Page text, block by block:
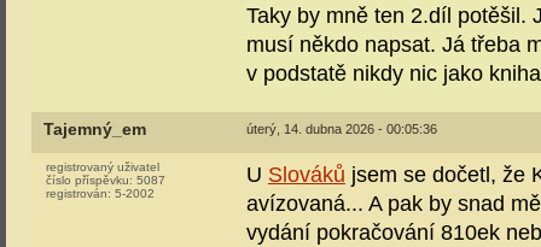
Taky by mně ten 2.díl potěšil.
musí někdo napsat. Já třeba
v podstatě nikdy nic jako
Tajemný_em úterý, 14. dubna 2026 - 00:05:36
registrovaný uživatel
číslo příspěvku: 5087
registrován: 5-2002
U Slováků jsem se dočetl, že
avízovaná... A pak by snad
vydání pokračování 810ek